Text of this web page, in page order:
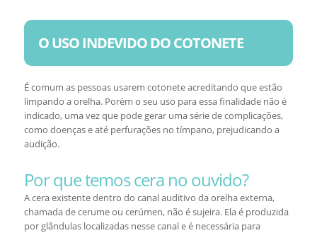
O USO INDEVIDO DO COTONETE
É comum as pessoas usarem cotonete acreditando que estão
limpando a orelha. Porém o seu uso para essa finalidade não é
indicado, uma vez que pode gerar uma série de complicações,
como doenças e até perfurações no tímpano, prejudicando a
audição.
Por que temos cera no ouvido?
A cera existente dentro do canal auditivo da orelha externa,
chamada de cerume ou cerúmen, não é sujeira. Ela é produzida
por glândulas localizadas nesse canal e é necessária para